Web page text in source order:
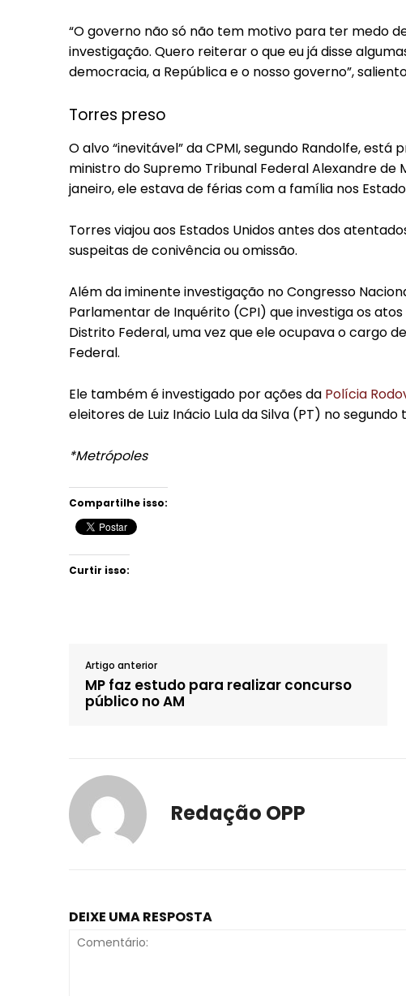
“O governo não só não tem motivo para ter medo
investigação. Quero reiterar o que eu já disse
democracia, a República e o nosso governo”,
Torres preso
O alvo “inevitável” da CPMI, segundo Randolfe,
ministro do Supremo Tribunal Federal Alexandre de
janeiro, ele estava de férias com a família nos
Torres viajou aos Estados Unidos antes dos
suspeitas de conivência ou omissão.
Além da iminente investigação no Congresso
Parlamentar de Inquérito (CPI) que investiga os
Distrito Federal, uma vez que ele ocupava o cargo
Federal.
Ele também é investigado por ações da Polícia
eleitores de Luiz Inácio Lula da Silva (PT) no segundo
*Metrópoles
Compartilhe isso:
Curtir isso:
Artigo anterior
MP faz estudo para realizar concurso
público no AM
Redação OPP
DEIXE UMA RESPOSTA